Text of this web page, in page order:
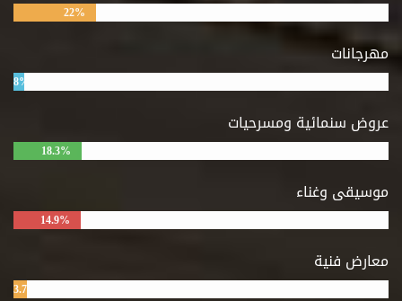
22%
مهرجانات
8%
عروض سنمائية ومسرحيات
18.3%
موسيقى وغناء
14.9%
معارض فنية
3.7%